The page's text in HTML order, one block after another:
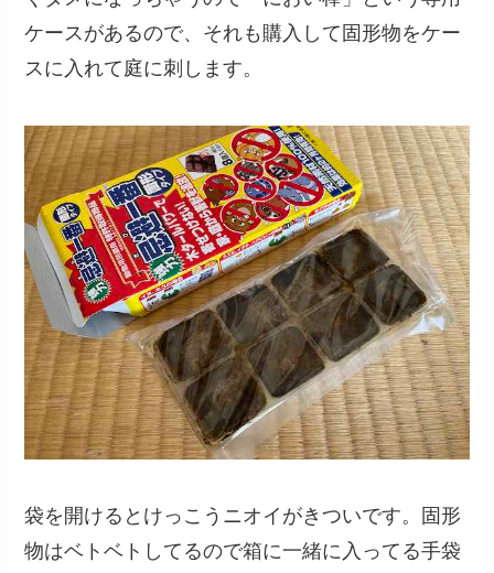
ケースがあるので、それも購入して固形物をケー
スに入れて庭に刺します。
袋を開けるとけっこうニオイがきついです。固形
物はベトベトしてるので箱に一緒に入ってる手袋